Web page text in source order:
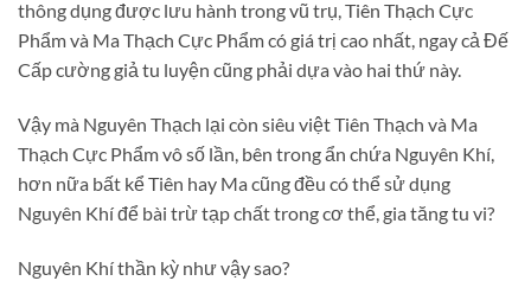
thông dụng được lưu hành trong vũ trụ, Tiên Thạch Cực
Phẩm và Ma Thạch Cực Phẩm có giá trị cao nhất, ngay cả Đế
Cấp cường giả tu luyện cũng phải dựa vào hai thứ này.
Vậy mà Nguyên Thạch lại còn siêu việt Tiên Thạch và Ma
Thạch Cực Phẩm vô số lần, bên trong ẩn chứa Nguyên Khí,
hơn nữa bất kể Tiên hay Ma cũng đều có thể sử dụng
Nguyên Khí để bài trừ tạp chất trong cơ thể, gia tăng tu vi?
Nguyên Khí thần kỳ như vậy sao?